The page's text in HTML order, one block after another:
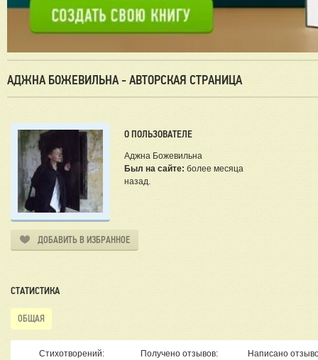
АДЖНА БОЖЕВИЛЬНА - АВТОРСКАЯ СТРАНИЦА
О ПОЛЬЗОВАТЕЛЕ
Аджна Божевильна
Был на сайте: более месяца
назад.
ДОБАВИТЬ В ИЗБРАННОЕ
СТАТИСТИКА
ОБЩАЯ
Стихотворений: Получено отзывов: Написано